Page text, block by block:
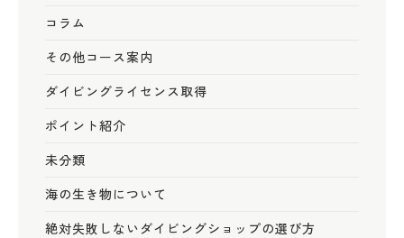
コラム
その他コース案内
ダイビングライセンス取得
ポイント紹介
未分類
海の生き物について
絶対失敗しないダイビングショップの選び方